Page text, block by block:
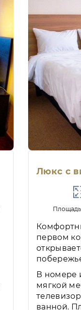
Люкс с
первом
В номере
мягкой
ванной.